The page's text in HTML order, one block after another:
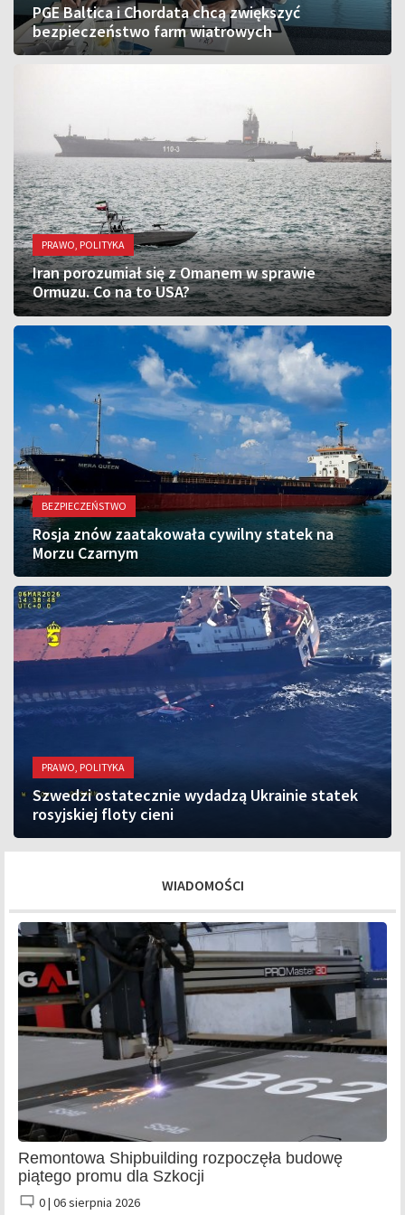
PGE Baltica i Chordata chcą zwiększyć
bezpieczeństwo farm wiatrowych
PRAWO, POLITYKA
Iran porozumiał się z Omanem w sprawie
Ormuzu. Co na to USA?
BEZPIECZEŃSTWO
Rosja znów zaatakowała cywilny statek na
Morzu Czarnym
PRAWO, POLITYKA
Szwedzi ostatecznie wydadzą Ukrainie statek
rosyjskiej floty cieni
WIADOMOŚCI
Remontowa Shipbuilding rozpoczęła budowę
piątego promu dla Szkocji
0 | 06 sierpnia 2026